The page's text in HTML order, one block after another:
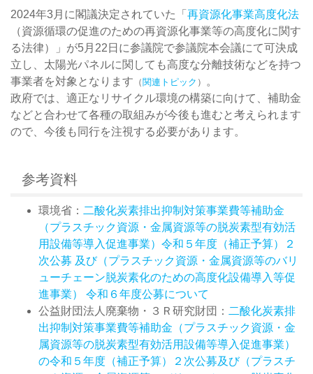
2024年3月に閣議決定されていた「 再資源化事業高度化法
（資源循環の促進のための再資源化事業等の高度化に関す
る法律）」が5月22日に参議院で参議院本会議にて可決成
立し、太陽光パネルに関しても高度な分離技術などを持つ
事業者を対象となります （関連トピック ）
。
政府では、適正なリサイクル環境の構築に向けて、補助金
などと合わせて各種の取組みが今後も進むと考えられます
ので、今後も同行を注視する必要があります。
参考資料
環境省： 二酸化炭素排出抑制対策事業費等補助金
（プラスチック資源・金属資源等の脱炭素型有効活
用設備等導入促進事業）令和５年度（補正予算）２
次公募 及び（プラスチック資源・金属資源等のバリ
ューチェーン脱炭素化のための高度化設備導入等促
進事業） 令和６年度公募について
公益財団法人廃棄物・３Ｒ研究財団： 二酸化炭素排
出抑制対策事業費等補助金（プラスチック資源・金
属資源等の脱炭素型有効活用設備等導入促進事業）
の令和５年度（補正予算）２次公募及び（プラスチ